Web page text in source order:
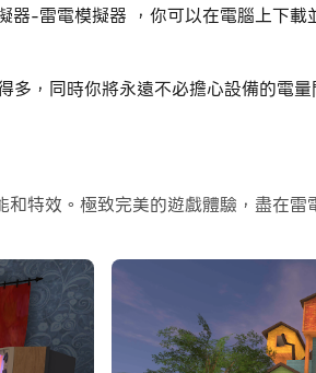
-雷電模擬器 ，你可以在電腦上下載
，同時你將永遠不必擔心設備的電量
and you go to his home, but
the house.
特效。極致完美的遊戲體驗，盡在雷